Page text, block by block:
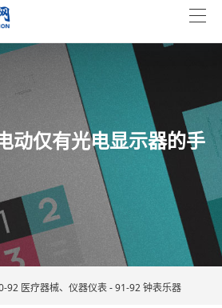
动仅有光电显示器的手
92 医疗器械、仪器仪表-91-92 钟表乐器